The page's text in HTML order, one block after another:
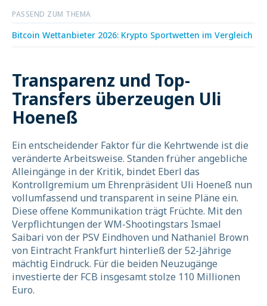
PASSEND ZUM THEMA
Bitcoin Wettanbieter 2026: Krypto Sportwetten im Vergleich
Transparenz und Top-
Transfers überzeugen Uli
Hoeneß
Ein entscheidender Faktor für die Kehrtwende ist die
veränderte Arbeitsweise. Standen früher angebliche
Alleingänge in der Kritik, bindet Eberl das
Kontrollgremium um Ehrenpräsident Uli Hoeneß nun
vollumfassend und transparent in seine Pläne ein.
Diese offene Kommunikation trägt Früchte. Mit den
Verpflichtungen der WM-Shootingstars Ismael
Saibari von der PSV Eindhoven und Nathaniel Brown
von Eintracht Frankfurt hinterließ der 52-Jährige
mächtig Eindruck. Für die beiden Neuzugänge
investierte der FCB insgesamt stolze 110 Millionen
Euro.